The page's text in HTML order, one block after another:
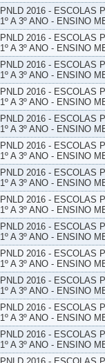
PNLD 2016 - ESCOLAS
1º A 3º ANO - ENSINO
PNLD 2016 - ESCOLAS
1º A 3º ANO - ENSINO
PNLD 2016 - ESCOLAS
1º A 3º ANO - ENSINO
PNLD 2016 - ESCOLAS
1º A 3º ANO - ENSINO
PNLD 2016 - ESCOLAS
1º A 3º ANO - ENSINO
PNLD 2016 - ESCOLAS
1º A 3º ANO - ENSINO
PNLD 2016 - ESCOLAS
1º A 3º ANO - ENSINO
PNLD 2016 - ESCOLAS
1º A 3º ANO - ENSINO
PNLD 2016 - ESCOLAS
1º A 3º ANO - ENSINO
PNLD 2016 - ESCOLAS
1º A 3º ANO - ENSINO
PNLD 2016 - ESCOLAS
1º A 3º ANO - ENSINO
PNLD 2016 - ESCOLAS
1º A 3º ANO - ENSINO
PNLD 2016 - ESCOLAS
1º A 3º ANO - ENSINO